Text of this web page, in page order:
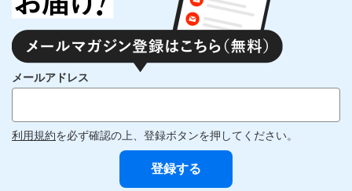
メールアドレス
利用規約を必ず確認の上、登録ボタンを押してください。